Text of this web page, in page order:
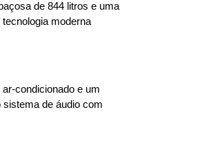
de 844 litros e uma
moderna
condicionado e um
de áudio com